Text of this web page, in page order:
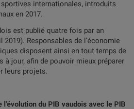
internationales, introduits
en 2017.
est publié quatre fois par an
2019). Responsables de l’économie
disposent ainsi en tout temps de
à jour, afin de pouvoir mieux préparer
leurs projets.
du PIB vaudois avec le PIB